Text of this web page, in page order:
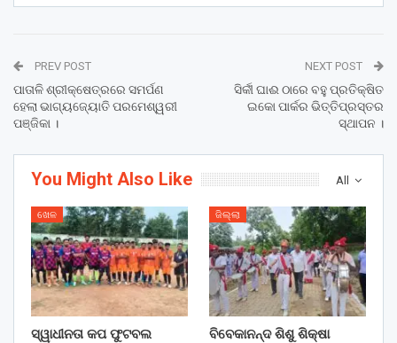
PREV POST
ପାତାଳି ଶ୍ରୀକ୍ଷେତ୍ରରେ ସମର୍ପଣ
ହେଲା ଭାଗ୍ୟଜ୍ୟୋତି ପରମେଶ୍ୱରୀ
ପଞ୍ଜିକା ।
NEXT POST
ସିର୍କୀ ଘାଈ ଠାରେ ବହୁ ପ୍ରତିକ୍ଷିତ
ଇକୋ ପାର୍କର ଭିତ୍ତିପ୍ରସ୍ତର
ସ୍ଥାପନ ।
All
You Might Also Like
ଖେଳ
ସ୍ୱାଧୀନତା କପ ଫୁଟବଲ
ଜିଲ୍ଲା
ବିବେକାନନ୍ଦ ଶିଶୁ ଶିକ୍ଷା